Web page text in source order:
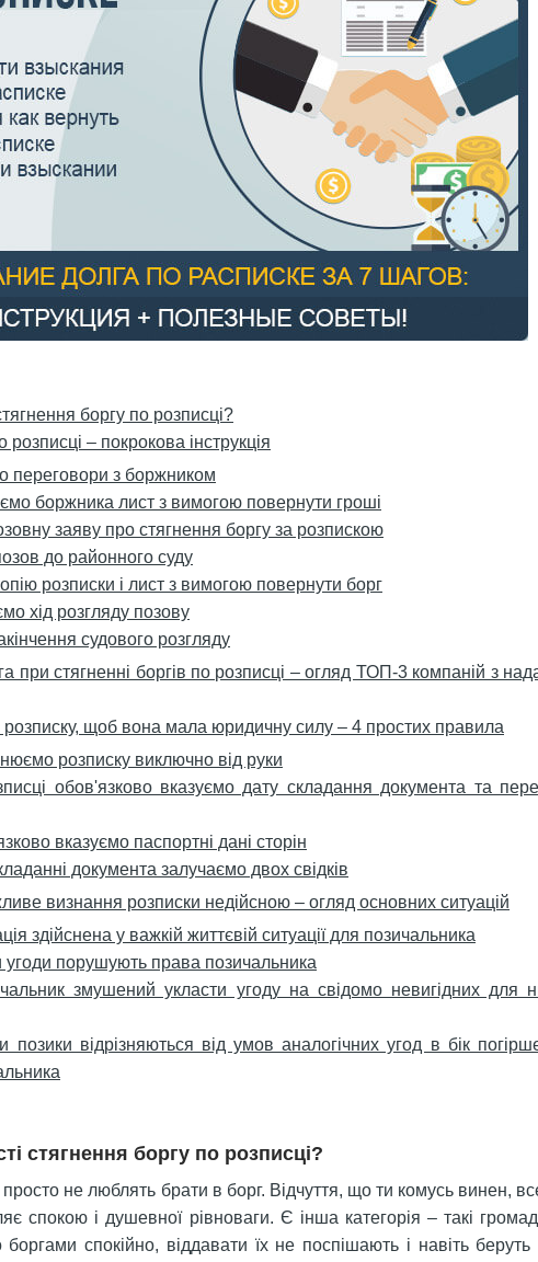
боргу по розписці?
– покрокова інструкція
переговори з боржником
боржника лист з вимогою повернути гроші
заяву про стягнення боргу за розпискою
до районного суду
розписки і лист з вимогою повернути борг
хід розгляду позову
судового розгляду
при стягненні боргів по розписці – огляд ТОП-3 компаній з
розписку, щоб вона мала юридичну силу – 4 простих правила
розписку виключно від руки
обов'язково вказуємо дату складання документа та
вказуємо паспортні дані сторін
документа залучаємо двох свідків
визнання розписки недійсною – огляд основних ситуацій
здійснена у важкій життєвій ситуації для позичальника
угоди порушують права позичальника
змушений укласти угоду на свідомо невигідних для
позики відрізняються від умов аналогічних угод в бік
стягнення боргу по розписці?
не люблять брати в борг. Відчуття, що ти комусь винен,
спокою і душевної рівноваги. Є інша категорія – такі
спокійно, віддавати їх не поспішають і навіть беруть